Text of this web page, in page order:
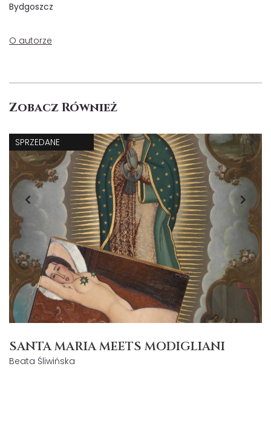
Bydgoszcz
O autorze
Zobacz Również
SPRZEDANE
SANTA MARIA MEETS MODIGLIANI
Beata Śliwińska